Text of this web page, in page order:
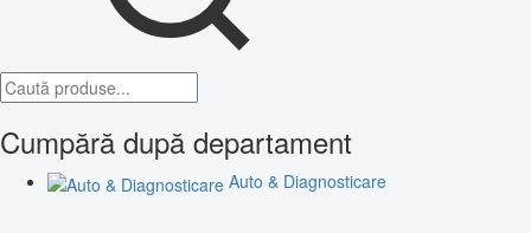
Cumpără după departament
Auto & Diagnosticare